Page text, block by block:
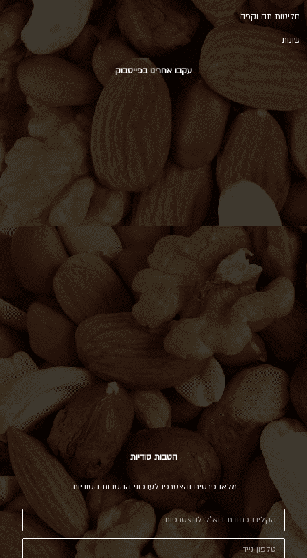
חליטות תה וקפה
שונות
עקבו אחרינו בפייסבוק
הטבות סודיות
מלאו פרטים והצטרפו לעדכוני ההטבות הסודיות